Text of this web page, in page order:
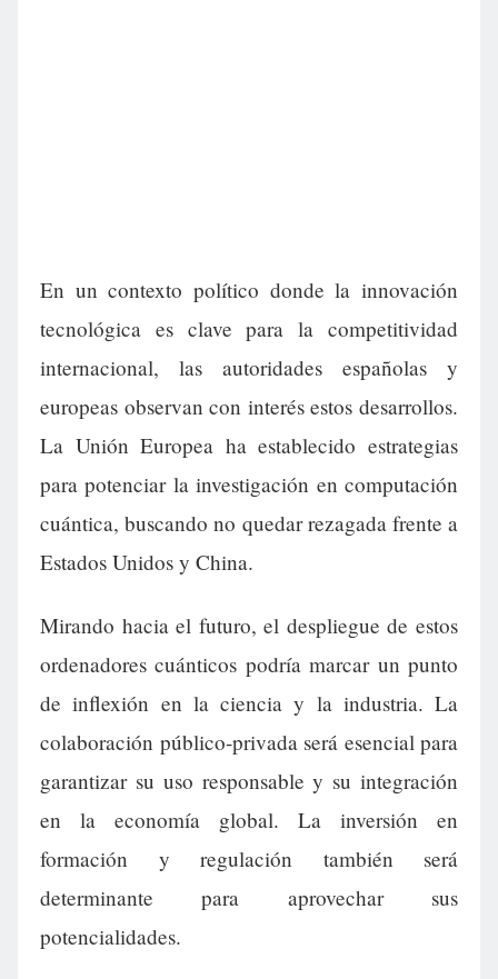
En un contexto político donde la innovación
tecnológica es clave para la competitividad
internacional, las autoridades españolas y
europeas observan con interés estos desarrollos.
La Unión Europea ha establecido estrategias
para potenciar la investigación en computación
cuántica, buscando no quedar rezagada frente a
Estados Unidos y China.
Mirando hacia el futuro, el despliegue de estos
ordenadores cuánticos podría marcar un punto
de inflexión en la ciencia y la industria. La
colaboración público-privada será esencial para
garantizar su uso responsable y su integración
en la economía global. La inversión en
formación y regulación también será
determinante para aprovechar sus
potencialidades.